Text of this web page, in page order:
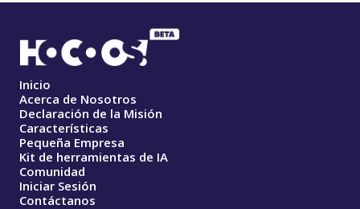
Inicio
Acerca de Nosotros
Declaración de la Misión
Características
Pequeña Empresa
Kit de herramientas de IA
Comunidad
Iniciar Sesión
Contáctanos